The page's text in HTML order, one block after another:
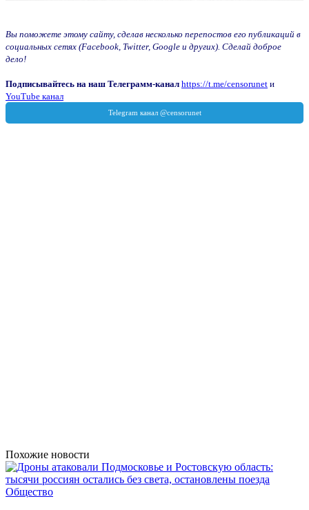
Вы поможете этому сайту, сделав несколько перепостов его публикаций в
социальных сетях (Facebook, Twitter, Google и других). Сделай доброе
дело!
Подписывайтесь на наш Телеграмм-канал https://t.me/censorunet и
YouTube канал
Похожие новости
Общество